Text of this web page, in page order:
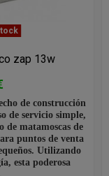
zap 13w
de construcción
de servicio simple,
de matamoscas de
puntos de venta
Utilizando
esta poderosa